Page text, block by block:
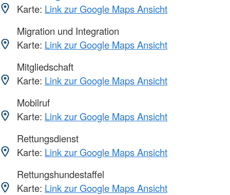
Karte: Link zur Google Maps Ansicht
Migration und Integration
Karte: Link zur Google Maps Ansicht
Mitgliedschaft
Karte: Link zur Google Maps Ansicht
Mobilruf
Karte: Link zur Google Maps Ansicht
Rettungsdienst
Karte: Link zur Google Maps Ansicht
Rettungshundestaffel
Karte: Link zur Google Maps Ansicht